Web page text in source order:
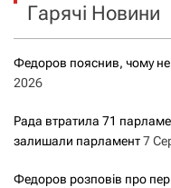
Гарячі Новини
Федоров пояснив, чому не
2026
Рада втратила 71
залишали парламент7
Федоров розповів про